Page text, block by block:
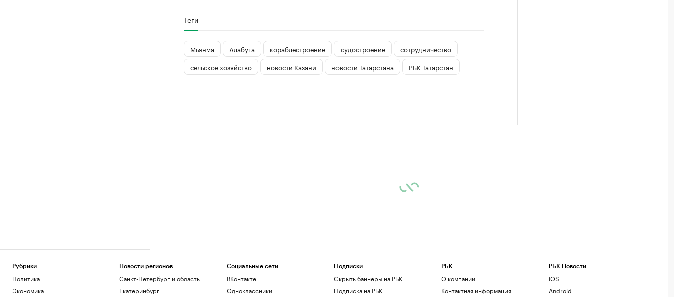
Теги
Мьянма Алабуга кораблестроение судостроение
сотрудничество
сельское хозяйство
новости Казани новости Татарстана РБК Татарстан
Рубрики
Политика
Экономика
Новости регионов
Санкт-Петербург и область
Екатеринбург
Социальные сети
ВКонтакте
Одноклассники
Подписки
Скрыть баннеры на РБК
Подписка на РБК
РБК
О компании
Контактная информация
РБК Новости
iOS
Android